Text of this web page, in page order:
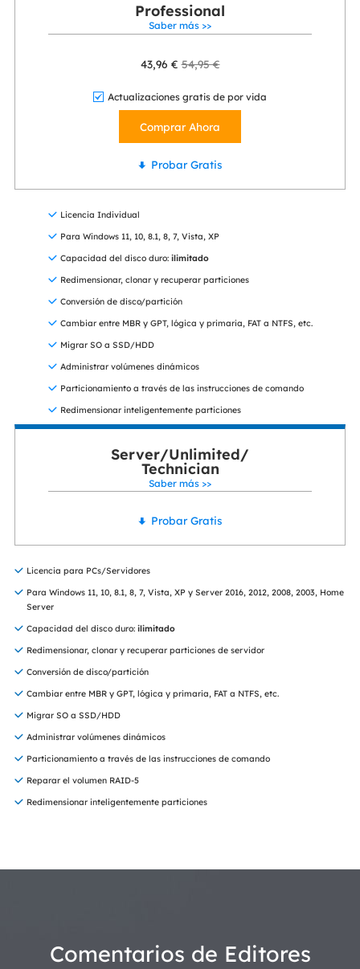
Professional
Saber más >>
43,96 €54,95 €
Actualizaciones gratis de por vida
Comprar Ahora
Probar Gratis
Licencia Individual
Para Windows 11, 10, 8.1, 8, 7, Vista, XP
Capacidad del disco duro: ilimitado
Redimensionar, clonar y recuperar particiones
Conversión de disco/partición
Cambiar entre MBR y GPT, lógica y primaria, FAT a NTFS, etc.
Migrar SO a SSD/HDD
Administrar volúmenes dinámicos
Particionamiento a través de las instrucciones de comando
Redimensionar inteligentemente particiones
Server/Unlimited/
Technician
Saber más >>
Probar Gratis
Licencia para PCs/Servidores
Para Windows 11, 10, 8.1, 8, 7, Vista, XP y Server 2016, 2012, 2008, 2003, Home
Server
Capacidad del disco duro: ilimitado
Redimensionar, clonar y recuperar particiones de servidor
Conversión de disco/partición
Cambiar entre MBR y GPT, lógica y primaria, FAT a NTFS, etc.
Migrar SO a SSD/HDD
Administrar volúmenes dinámicos
Particionamiento a través de las instrucciones de comando
Reparar el volumen RAID-5
Redimensionar inteligentemente particiones
Comentarios de Editores